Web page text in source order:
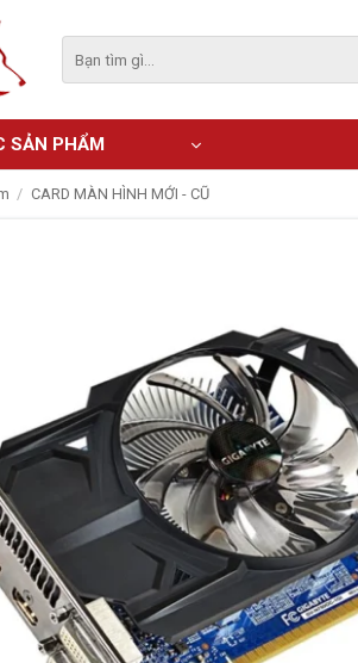
kiếm:
SẢN PHẨM
/ CARD MÀN HÌNH MỚI - CŨ